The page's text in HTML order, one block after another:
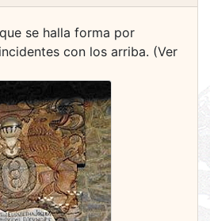
se halla forma por
con los arriba. (Ver